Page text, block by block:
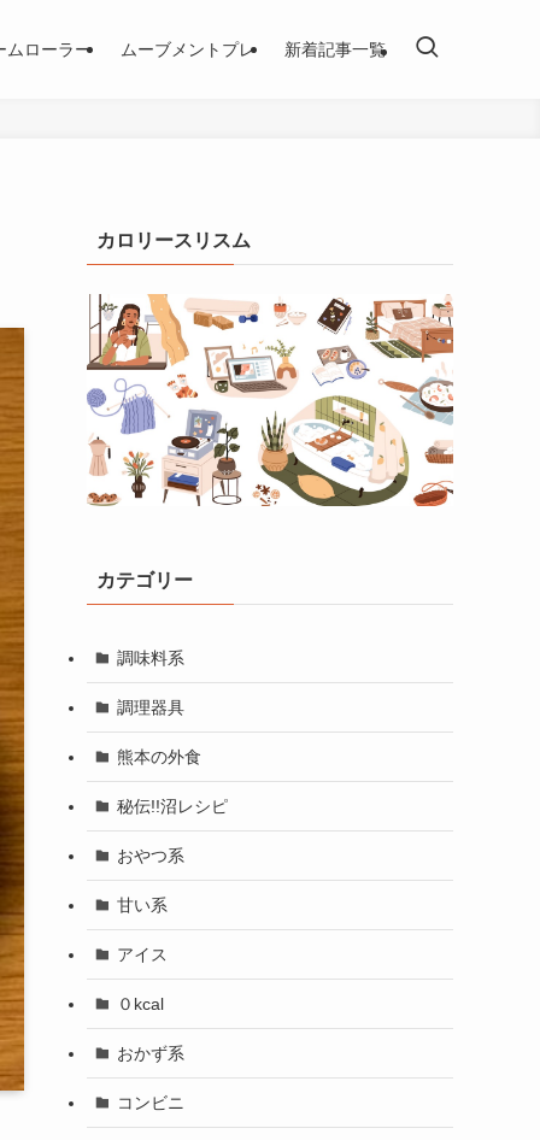
ムローラー ムーブメントプレ 新着記事一覧
カロリースリスム
カテゴリー
調味料系
調理器具
熊本の外食
秘伝!!沼レシピ
おやつ系
甘い系
アイス
０kcal
おかず系
コンビニ